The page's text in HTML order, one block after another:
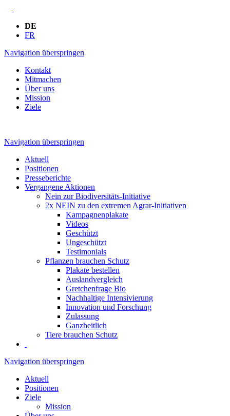
DE
FR
Navigation überspringen
Kontakt
Mitmachen
Über uns
Mission
Ziele
Navigation überspringen
Aktuell
Positionen
Presseberichte
Vergangene Aktionen
Nein zur Biodiversitäts-Initiative
2x NEIN zu den extremen Agrar-Initiativen
Kampagnenplakate
Videos
Geschützt
Ungeschützt
Testimonials
Pflanzen brauchen Schutz
Plakate bestellen
Auslandvergleich
Gretchenfrage Bio
Nachhaltige Intensivierung
Innovation und Forschung
Zulassung
Ganzheitlich
Tiere brauchen Schutz
Navigation überspringen
Aktuell
Positionen
Ziele
Mission